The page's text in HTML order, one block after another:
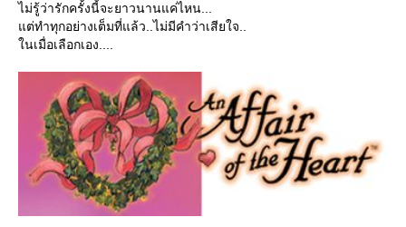
ไม่รู้ว่ารักครั้งนี้จะยาวนานแค่ไหน...
ต่ทำทุกอย่างเต็มที่แล้ว..ไม่มีคำว่าเสียใจ..
นเมื่อเลือกเอง....